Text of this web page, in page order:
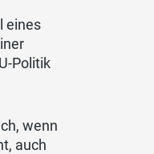
eines
Politik
wenn
auch